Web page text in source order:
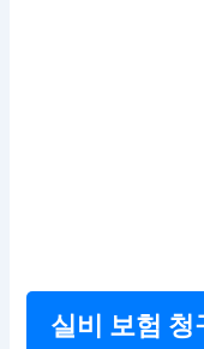
실비 보험 청